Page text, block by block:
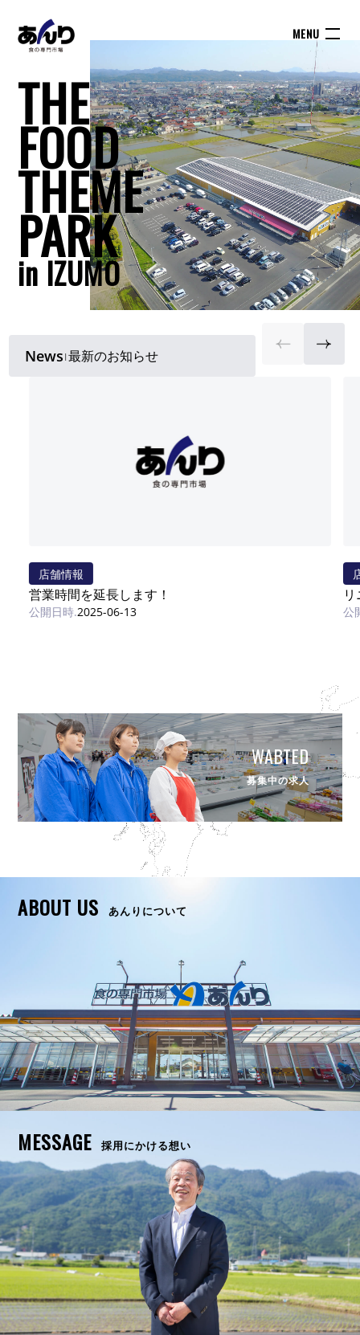
THE
FOOD
THEME
PARK
in IZUMO
News |最新のお知らせ
店舗情報
営業時間を延長します！
2025-06-13
WABTED
募集中の求人
ABOUT US あんりについて
MESSAGE 採用にかける想い